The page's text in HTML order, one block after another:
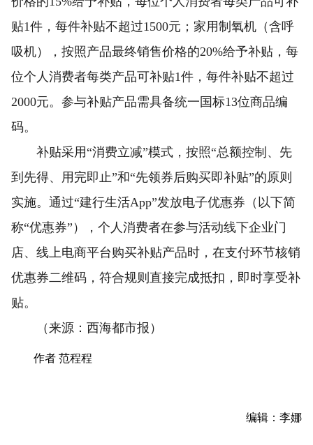
贴1件，每件补贴不超过1500元；家用制氧机（含呼
吸机），按照产品最终销售价格的20%给予补贴，每
位个人消费者每类产品可补贴1件，每件补贴不超过
2000元。参与补贴产品需具备统一国标13位商品编
码。
补贴采用“消费立减”模式，按照“总额控制、先
到先得、用完即止”和“先领券后购买即补贴”的原则
实施。通过“建行生活App”发放电子优惠券（以下简
称“优惠券”），个人消费者在参与活动线下企业门
店、线上电商平台购买补贴产品时，在支付环节核销
优惠券二维码，符合规则直接完成抵扣，即时享受补
贴。
（来源：西海都市报）
作者 范程程
编辑：李娜